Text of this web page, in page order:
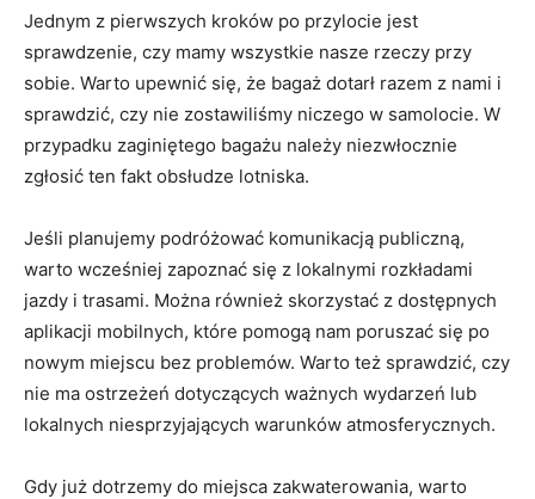
Jednym z pierwszych kroków ⁤po przylocie jest
sprawdzenie, czy mamy wszystkie nasze ‍rzeczy przy
sobie.​ Warto⁤ upewnić się, że bagaż dotarł razem z⁢ nami i
sprawdzić, czy nie zostawiliśmy niczego w ⁣samolocie. W⁤
przypadku zaginiętego bagażu należy niezwłocznie
zgłosić ten fakt obsłudze lotniska.
Jeśli planujemy podróżować komunikacją publiczną,
warto wcześniej zapoznać się ⁢z lokalnymi rozkładami
jazdy i trasami. Można również ⁤skorzystać z dostępnych
‍aplikacji mobilnych, które pomogą ⁣nam poruszać się po
nowym ‍miejscu bez problemów. Warto też⁤ sprawdzić, czy
nie ma ostrzeżeń dotyczących ważnych wydarzeń⁢ lub
lokalnych niesprzyjających‌ warunków atmosferycznych.
Gdy już dotrzemy do ⁢miejsca zakwaterowania, warto